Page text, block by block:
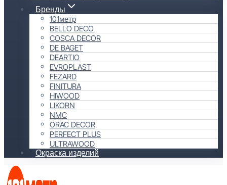
Бренды
101метр
BELLO DECO
COSCA DECOR
DE BAGET
DEARTIO
EVROPLAST
FEZARD
FINITURA
HIWOOD
LIKORN
NMC
ORAC DECOR
PERFECT PLUS
ULTRAWOOD
Окраска изделий